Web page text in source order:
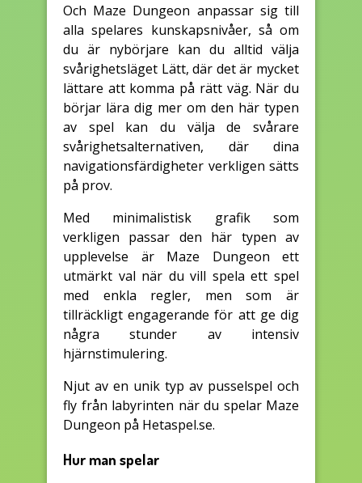
Och Maze Dungeon anpassar sig till
alla spelares kunskapsnivåer, så om
du är nybörjare kan du alltid välja
svårighetsläget Lätt, där det är mycket
lättare att komma på rätt väg. När du
börjar lära dig mer om den här typen
av spel kan du välja de svårare
svårighetsalternativen, där dina
navigationsfärdigheter verkligen sätts
på prov.
Med minimalistisk grafik som
verkligen passar den här typen av
upplevelse är Maze Dungeon ett
utmärkt val när du vill spela ett spel
med enkla regler, men som är
tillräckligt engagerande för att ge dig
några stunder av intensiv
hjärnstimulering.
Njut av en unik typ av pusselspel och
fly från labyrinten när du spelar Maze
Dungeon på Hetaspel.se.
Hur man spelar